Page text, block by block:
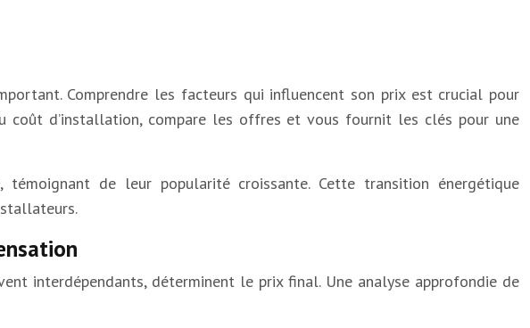
Comprendre les facteurs qui influencent son prix est crucial pour
d’installation, compare les offres et vous fournit les clés pour une
de leur popularité croissante. Cette transition énergétique
interdépendants, déterminent le prix final. Une analyse approfondie de